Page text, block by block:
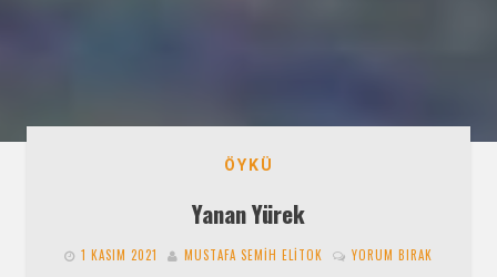
ÖYKÜ
Yanan Yürek
1 KASIM 2021 MUSTAFA SEMIH ELITOK YORUM BIRAK